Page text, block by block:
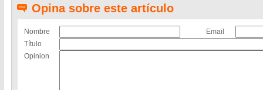
Opina sobre este artículo
Nombre
Email
Título
Opinion